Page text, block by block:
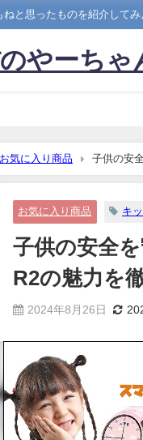
ねと思ったものを紹介してみ
やーちゃ
お気に入り商品 子供の安
お気に入り商品 キ
子供の安全
R2の魅力を
2024年8月26日